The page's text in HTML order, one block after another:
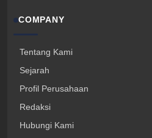
COMPANY
Tentang Kami
Sejarah
Profil Perusahaan
Redaksi
Hubungi Kami